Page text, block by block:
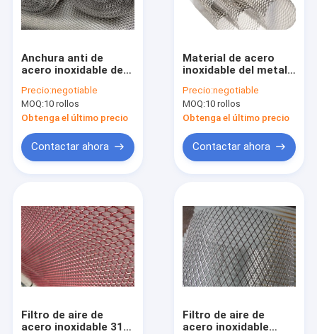
Anchura anti de
acero inoxidable de
2.5m del grado de la
malla 304 del filtro de
aire
Precio:negotiable
MOQ:10 rollos
Obtenga el último precio
Contactar ahora
Material de acero
inoxidable del metal
de la malla los 2.5m
del filtro de aire
Precio:negotiable
MOQ:10 rollos
Obtenga el último precio
Contactar ahora
Filtro de aire de
acero inoxidable 316
Filtro de aire de
acero inoxidable